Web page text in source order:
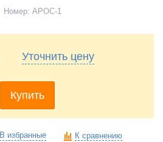
Номер: АРОС-1
Купить
Уточнить цену
В избранные К сравнению